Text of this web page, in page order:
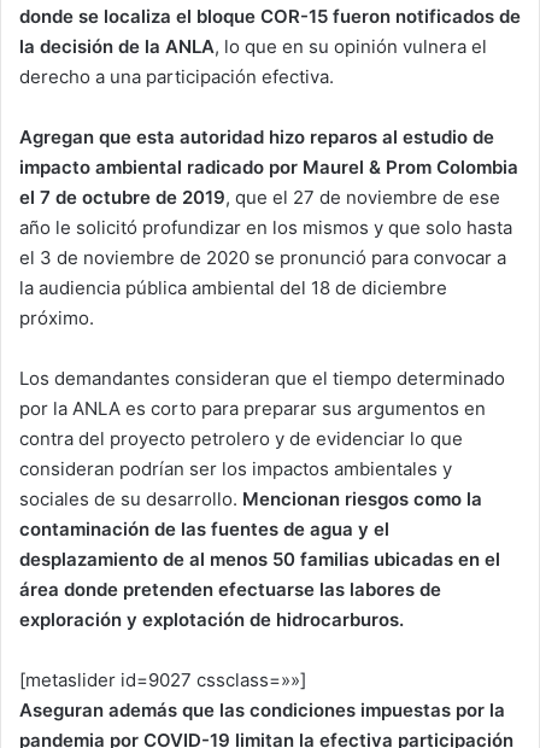
donde se localiza el bloque COR-15 fueron notificados de
la decisión de la ANLA, lo que en su opinión vulnera el
derecho a una participación efectiva.
Agregan que esta autoridad hizo reparos al estudio de
impacto ambiental radicado por Maurel & Prom Colombia
el 7 de octubre de 2019, que el 27 de noviembre de ese
año le solicitó profundizar en los mismos y que solo hasta
el 3 de noviembre de 2020 se pronunció para convocar a
la audiencia pública ambiental del 18 de diciembre
próximo.
Los demandantes consideran que el tiempo determinado
por la ANLA es corto para preparar sus argumentos en
contra del proyecto petrolero y de evidenciar lo que
consideran podrían ser los impactos ambientales y
sociales de su desarrollo. Mencionan riesgos como la
contaminación de las fuentes de agua y el
desplazamiento de al menos 50 familias ubicadas en el
área donde pretenden efectuarse las labores de
exploración y explotación de hidrocarburos.
[metaslider id=9027 cssclass=»»]
Aseguran además que las condiciones impuestas por la
pandemia por COVID-19 limitan la efectiva participación